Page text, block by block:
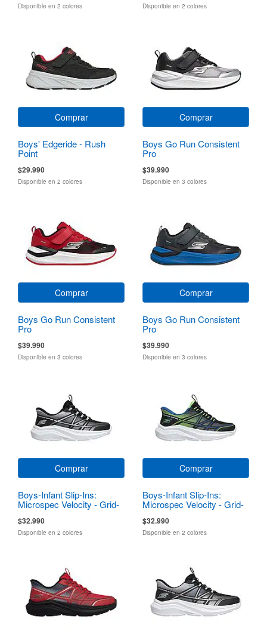
Disponible en 2 colores Disponible en 2 colores
Comprar
Boys' Edgeride - Rush
Point
$29.990
Disponible en 2 colores
Comprar
Boys Go Run Consistent
Pro
$39.990
Disponible en 3 colores
Comprar
Boys Go Run Consistent
Pro
$39.990
Disponible en 3 colores
Comprar
Boys Go Run Consistent
Pro
$39.990
Disponible en 3 colores
Comprar
Boys-Infant Slip-Ins:
Microspec Velocity - Grid-
$32.990
Disponible en 2 colores
Comprar
Boys-Infant Slip-Ins:
Microspec Velocity - Grid-
$32.990
Disponible en 2 colores